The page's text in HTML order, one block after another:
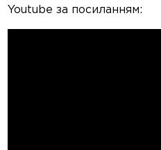
Youtube за посиланням: